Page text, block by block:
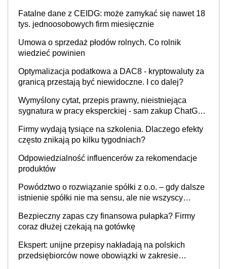
Fatalne dane z CEIDG: może zamykać się nawet 18
tys. jednoosobowych firm miesięcznie
Umowa o sprzedaż płodów rolnych. Co rolnik
wiedzieć powinien
Optymalizacja podatkowa a DAC8 - kryptowaluty za
granicą przestają być niewidoczne. I co dalej?
Wymyślony cytat, przepis prawny, nieistniejąca
sygnatura w pracy eksperckiej - sam zakup ChatGPT
Firmy wydają tysiące na szkolenia. Dlaczego efekty
często znikają po kilku tygodniach?
Odpowiedzialność influencerów za rekomendacje
produktów
Powództwo o rozwiązanie spółki z o.o. – gdy dalsze
istnienie spółki nie ma sensu, ale nie wszyscy
Bezpieczny zapas czy finansowa pułapka? Firmy
coraz dłużej czekają na gotówkę
Ekspert: unijne przepisy nakładają na polskich
przedsiębiorców nowe obowiązki w zakresie